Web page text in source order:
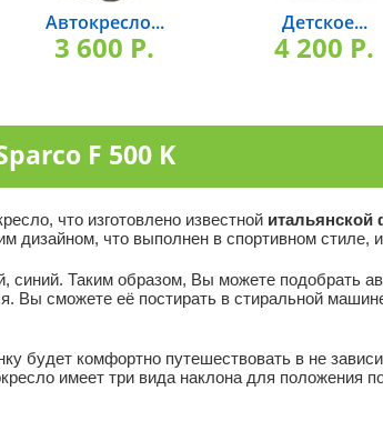
Автокресло...
3 600 P.
Детское...
4 200 P.
F 500 K
что изготовлено известной
дизайном, что выполнен в спортивном стиле,
синий. Таким образом, Вы можете подобрать
Вы сможете её постирать в стиральной
будет комфортно путешествовать в не
имеет три вида наклона для положения